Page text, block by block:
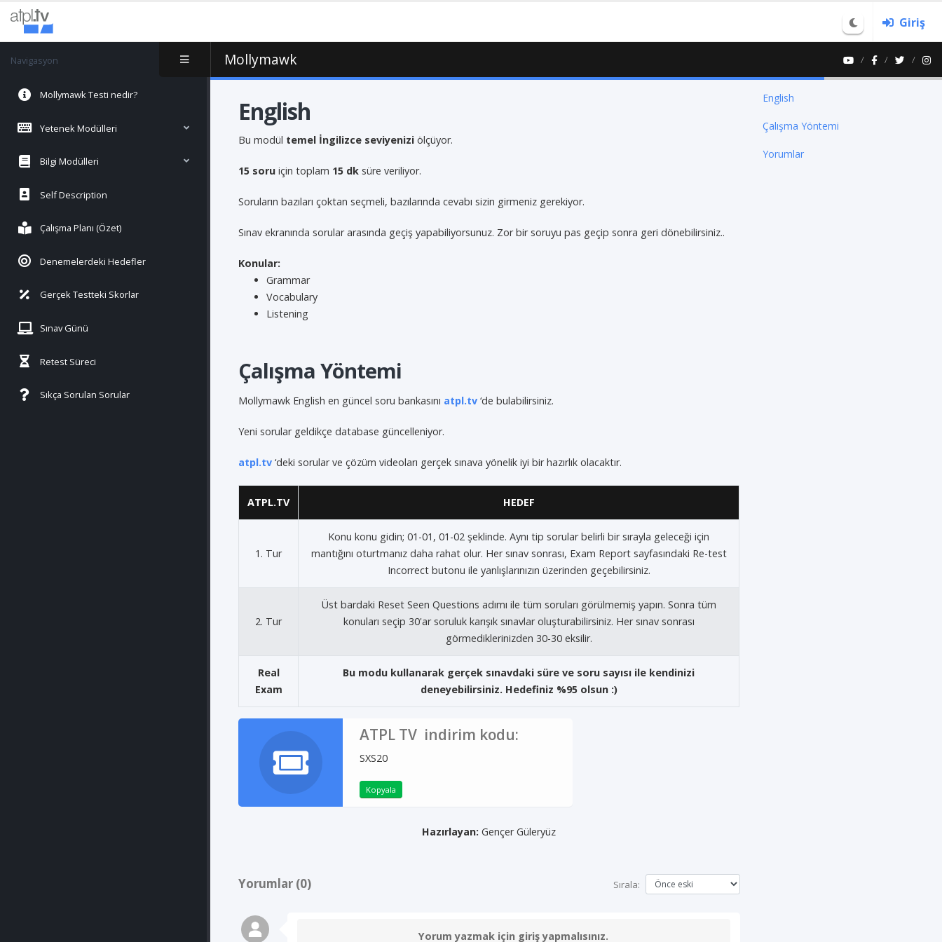
Giriş
Navigasyon
Mollymawk Testi nedir?
Yetenek Modülleri
Bilgi Modülleri
Self Description
Çalışma Planı (Özet)
Denemelerdeki Hedefler
Gerçek Testteki Skorlar
Sınav Günü
Retest Süreci
Sıkça Sorulan Sorular
Mollymawk
English
Bu modül temel İngilizce seviyenizi ölçüyor.
15 soru için toplam 15 dk süre veriliyor.
Soruların bazıları çoktan seçmeli, bazılarında cevabı sizin girmeniz gerekiyor.
Sınav ekranında sorular arasında geçiş yapabiliyorsunuz. Zor bir soruyu pas geçip sonra geri dönebilirsiniz..
Konular:
Grammar
Vocabulary
Listening
Çalışma Yöntemi
Mollymawk English en güncel soru bankasını atpl.tv ‘de bulabilirsiniz.
Yeni sorular geldikçe database güncelleniyor.
atpl.tv ‘deki sorular ve çözüm videoları gerçek sınava yönelik iyi bir hazırlık olacaktır.
ATPL.TV HEDEF
1. Tur
Konu konu gidin; 01-01, 01-02 şeklinde. Aynı tip sorular belirli bir sırayla geleceği için
mantığını oturtmanız daha rahat olur. Her sınav sonrası, Exam Report sayfasındaki Re-test
Incorrect butonu ile yanlışlarınızın üzerinden geçebilirsiniz.
2. Tur
Üst bardaki Reset Seen Questions adımı ile tüm soruları görülmemiş yapın. Sonra tüm
konuları seçip 30'ar soruluk karışık sınavlar oluşturabilirsiniz. Her sınav sonrası
görmediklerinizden 30-30 eksilir.
Real
Exam
Bu modu kullanarak gerçek sınavdaki süre ve soru sayısı ile kendinizi
deneyebilirsiniz. Hedefiniz %95 olsun :)
ATPL TV indirim kodu:
SXS20
Kopyala
Hazırlayan: Gençer Güleryüz
Yorumlar (0) Sırala:
Yorum yazmak için giriş yapmalısınız.
English
Çalışma Yöntemi
Yorumlar